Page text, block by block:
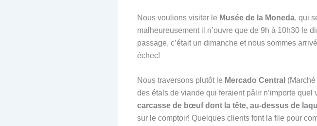
Nous voulions visiter le Musée de la Moneda, qui
malheureusement il n’ouvre que de 9h à 10h30 le
passage, c’était un dimanche et nous sommes
échec!
Nous traversons plutôt le Mercado Central
des étals de viande qui feraient pâlir n’importe quel
carcasse de bœuf dont la tête, au-dessus de
sur le comptoir! Quelques clients font la file pour